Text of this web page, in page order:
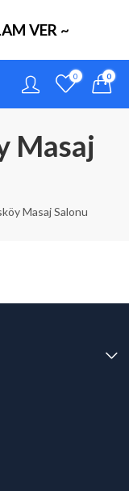
VER ~
0 0
Masaj
Masaj Salonu